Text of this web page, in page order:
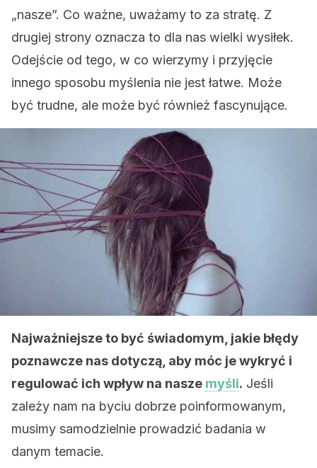
„nasze”. Co ważne, uważamy to za stratę. Z
drugiej strony oznacza to dla nas wielki wysiłek.
Odejście od tego, w co wierzymy i przyjęcie
innego sposobu myślenia nie jest łatwe. Może
być trudne, ale może być również fascynujące.
Najważniejsze to być świadomym, jakie błędy
poznawcze nas dotyczą, aby móc je wykryć i
regulować ich wpływ na nasze myśli. Jeśli
zależy nam na byciu dobrze poinformowanym,
musimy samodzielnie prowadzić badania w
danym temacie.